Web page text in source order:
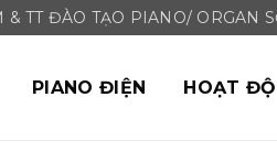
& TT ĐÀO TẠO PIANO/ ORGAN
PIANO ĐIỆN HOẠT